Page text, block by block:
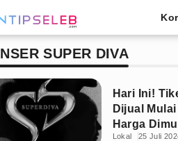
SUPER DIVA
Hari Ini!
Dijual
Harga
Lokal 25 Juli